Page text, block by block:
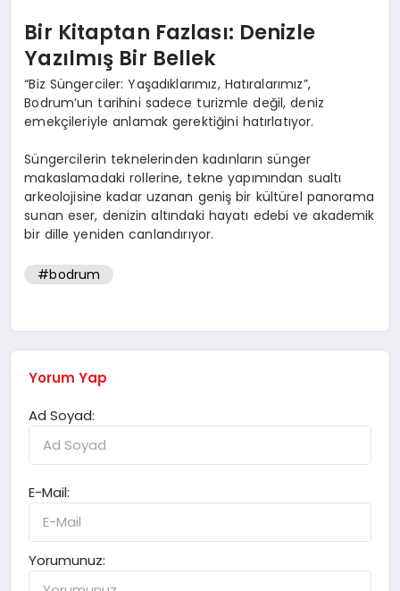
Bir Kitaptan Fazlası: Denizle
Yazılmış Bir Bellek
“Biz Süngerciler: Yaşadıklarımız, Hatıralarımız”,
Bodrum’un tarihini sadece turizmle değil, deniz
emekçileriyle anlamak gerektiğini hatırlatıyor.
Süngercilerin teknelerinden kadınların sünger
makaslamadaki rollerine, tekne yapımından sualtı
arkeolojisine kadar uzanan geniş bir kültürel panorama
sunan eser, denizin altındaki hayatı edebi ve akademik
bir dille yeniden canlandırıyor.
#bodrum
Yorum Yap
Ad Soyad:
E-Mail:
Yorumunuz: